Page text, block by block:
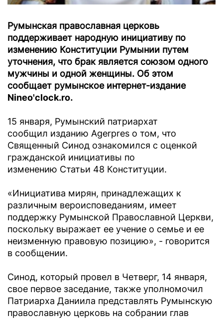
Румынская православная церковь
поддерживает народную инициативу по
изменению Конституции Румынии путем
уточнения, что брак является союзом одного
мужчины и одной женщины. Об этом
сообщает румынское интернет-издание
Nineo'clock.ro.
15 января, Румынский патриархат
сообщил изданию Аgerpres о том, что
Священный Синод ознакомился с оценкой
гражданской инициативы по
изменению Статьи 48 Конституции.
«Инициатива мирян, принадлежащих к
различным вероисповеданиям, имеет
поддержку Румынской Православной Церкви,
поскольку выражает ее учение о семье и ее
неизменную правовую позицию», - говорится
в сообщении.
Синод, который провел в Четверг, 14 января,
свое первое заседание, также уполномочил
Патриарха Даниила представлять Румынскую
православную церковь на собрании глав